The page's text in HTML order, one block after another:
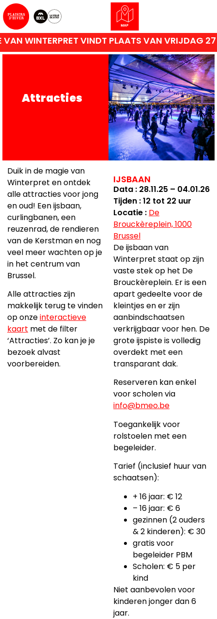
PLAATS VAN VRIJDAG 27 NOVEMBER 2026
Attracties
Duik in de magie van
Winterpret en ontdek
alle attracties voor jong
en oud! Een ijsbaan,
curlingbanen, een
reuzenrad, de rendieren
van de Kerstman en nog
veel meer wachten op je
in het centrum van
Brussel.
Alle attracties zijn
makkelijk terug te vinden
op onzeinteractieve
kaart met de filter
‘Attracties’. Zo kan je je
bezoek alvast
voorbereiden.
IJSBAAN
Data : 28.11.25 – 04.01.26
Tijden : 12 tot 22 uur
Locatie : De
Brouckèreplein, 1000
Brussel
De ijsbaan van
Winterpret staat op zijn
vaste stek op het De
Brouckèreplein. Er is een
apart gedeelte voor de
kleintjes en er zijn
aanbindschaatsen
verkrijgbaar voor hen. De
grote ijspiste is volledig
overdekt met een
transparant dak.
Reserveren kan enkel
voor scholen via
info@bmeo.be
Toegankelijk voor
rolstoelen met een
begeleider.
Tarief (inclusief huur van
schaatsen):
+ 16 jaar: € 12
– 16 jaar: € 6
gezinnen (2 ouders
& 2 kinderen): € 30
gratis voor
begeleider PBM
Scholen: € 5 per
kind
Niet aanbevolen voor
kinderen jonger dan 6
jaar.